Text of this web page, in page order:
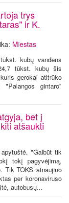
trys
ir K.
Miestas
kubų vandens
tūkst. kubų šis
gerokai atitrūko
gintaro"
bet į
atšaukti
"Galbūt tik
tokį pagyvėjimą,
Tik TOKS atnaujino
per koronaviruso
autobusų...